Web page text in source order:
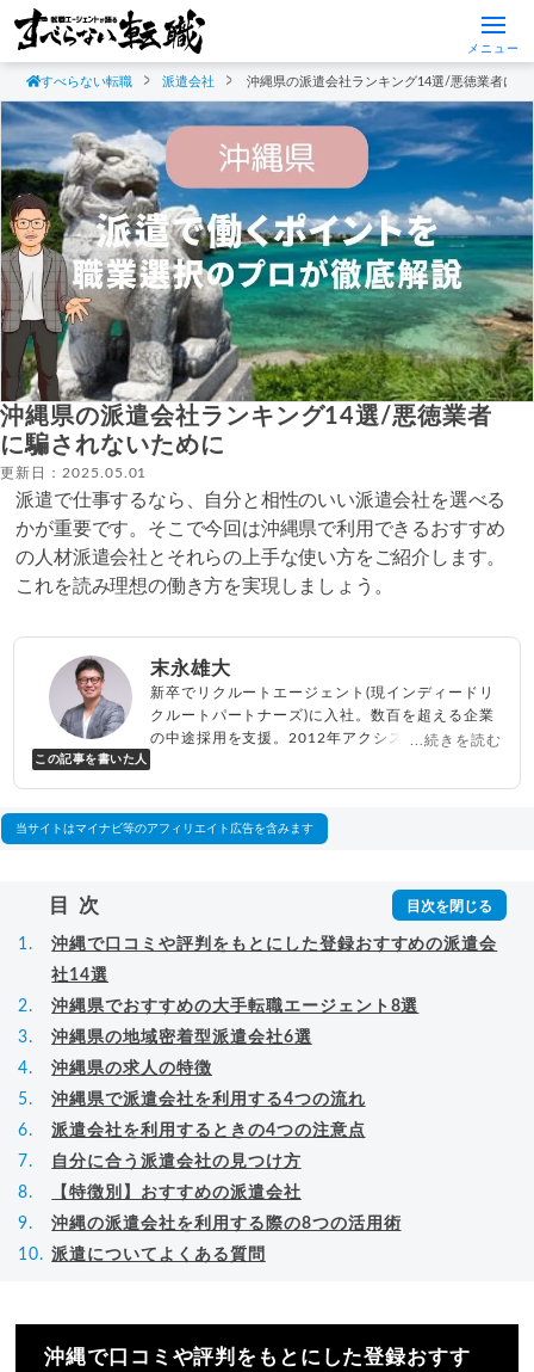
メニュー
すべらない転職 派遣会社 沖縄県の派遣会社ランキング14選/悪徳業者に騙
沖縄県の派遣会社ランキング14選/悪徳業者
に騙されないために
更新日：2025.05.01
派遣で仕事するなら、自分と相性のいい派遣会社を選べる
かが重要です。そこで今回は沖縄県で利用できるおすすめ
の人材派遣会社とそれらの上手な使い方をご紹介します。
これを読み理想の働き方を実現しましょう。
この記事を書いた人
末永雄大
新卒でリクルートエージェント(現インディードリ
クルートパートナーズ)に入社。数百を超える企業
の中途採用を支援。2012年アクシス(株)設立、代
べらない転職エージェント
...続きを読む
当サイトはマイナビ等のアフィリエイト広告を含みます
目次
沖縄で口コミや評判をもとにした登録おすすめの派遣会
社14選
沖縄県でおすすめの大手転職エージェント8選
沖縄県の地域密着型派遣会社6選
沖縄県の求人の特徴
沖縄県で派遣会社を利用する4つの流れ
派遣会社を利用するときの4つの注意点
自分に合う派遣会社の見つけ方
【特徴別】おすすめの派遣会社
沖縄の派遣会社を利用する際の8つの活用術
派遣についてよくある質問
沖縄で口コミや評判をもとにした登録おすす